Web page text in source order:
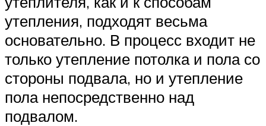
утепления, подходят весьма
основательно. В процесс входит не
только утепление потолка и пола со
стороны подвала, но и утепление
пола непосредственно над
подвалом.